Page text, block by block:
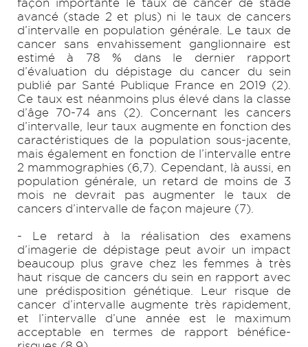
façon importante le taux de cancer de stade
avancé (stade 2 et plus) ni le taux de cancers
d’intervalle en population générale. Le taux de
cancer sans envahissement ganglionnaire est
estimé à 78 % dans le dernier rapport
d’évaluation du dépistage du cancer du sein
publié par Santé Publique France en 2019 (2).
Ce taux est néanmoins plus élevé dans la classe
d’âge 70-74 ans (2). Concernant les cancers
d’intervalle, leur taux augmente en fonction des
caractéristiques de la population sous-jacente,
mais également en fonction de l’intervalle entre
2 mammographies (6,7). Cependant, là aussi, en
population générale, un retard de moins de 3
mois ne devrait pas augmenter le taux de
cancers d’intervalle de façon majeure (7).
- Le retard à la réalisation des examens
d’imagerie de dépistage peut avoir un impact
beaucoup plus grave chez les femmes à très
haut risque de cancers du sein en rapport avec
une prédisposition génétique. Leur risque de
cancer d’intervalle augmente très rapidement,
et l’intervalle d’une année est le maximum
acceptable en termes de rapport bénéfice-